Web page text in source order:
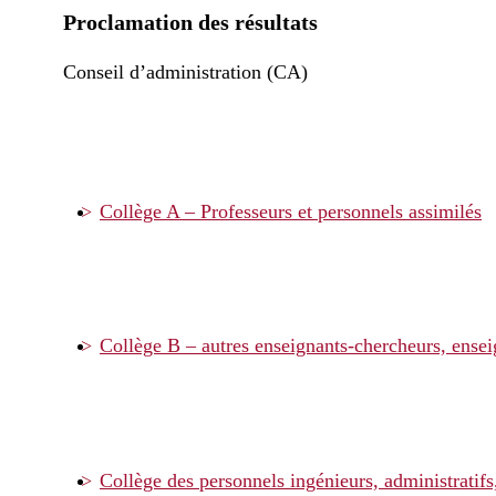
Proclamation des résultats
Conseil d’administration (CA)
Collège A – Professeurs et personnels assimilés
Collège B – autres enseignants-chercheurs,
Collège des personnels ingénieurs,